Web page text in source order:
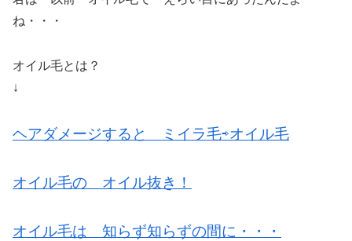
ね・・・
オイル毛とは？
↓
ヘアダメージすると ミイラ毛⇨オイル毛
オイル毛の オイル抜き！
オイル毛は 知らず知らずの間に・・・